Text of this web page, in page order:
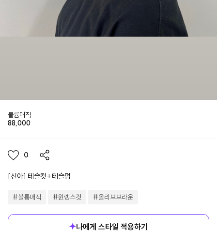
볼륨매직
88,000
0
[신아] 테슬컷+테슬펌
#볼륨매직 #원랭스컷 #올리브브라운
나에게 스타일 적용하기